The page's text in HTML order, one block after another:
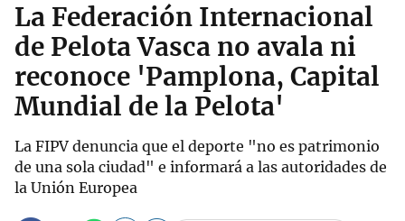
La Federación Internacional
de Pelota Vasca no avala ni
reconoce 'Pamplona, Capital
Mundial de la Pelota'
La FIPV denuncia que el deporte "no es patrimonio
de una sola ciudad" e informará a las autoridades de
la Unión Europea